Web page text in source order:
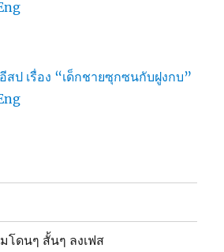
สป เรื่อง “เด็กชายซุกซนกับฝูงกบ”
ดนๆ สั้นๆ ลงเฟส